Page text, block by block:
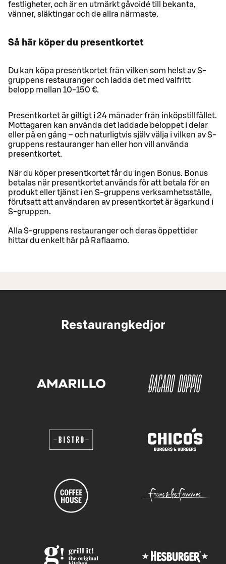
festligheter, och är en utmärkt gåvoidé till bekanta,
vänner, släktingar och de allra närmaste.
Så här köper du presentkortet
Du kan köpa presentkortet från vilken som helst av S-
gruppens restauranger och ladda det med valfritt
belopp mellan 10-150 €.
Presentkortet är giltigt i 24 månader från inköpstillfället.
Mottagaren kan använda det laddade beloppet i delar
eller på en gång – och naturligtvis själv välja i vilken av S-
gruppens restauranger han eller hon vill använda
presentkortet.
När du köper presentkortet får du ingen Bonus. Bonus
betalas när presentkortet används för att betala för en
produkt eller tjänst i en S-gruppens verksamhetsställe,
förutsatt att användaren av presentkortet är ägarkund i
S-gruppen.
Alla S-gruppens restauranger och deras öppettider
hittar du enkelt här på Raflaamo.
Restaurangkedjor